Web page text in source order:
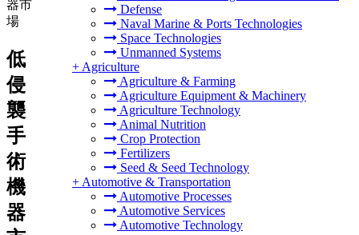
Defense
Naval Marine & Ports Technologies
Space Technologies
Unmanned Systems
+ Agriculture
Agriculture & Farming
Agriculture Equipment & Machinery
Agriculture Technology
Animal Nutrition
Crop Protection
Fertilizers
Seed & Seed Technology
+ Automotive & Transportation
Automotive Processes
Automotive Services
Automotive Technology
器市
場
低
侵
襲
手
術
機
器